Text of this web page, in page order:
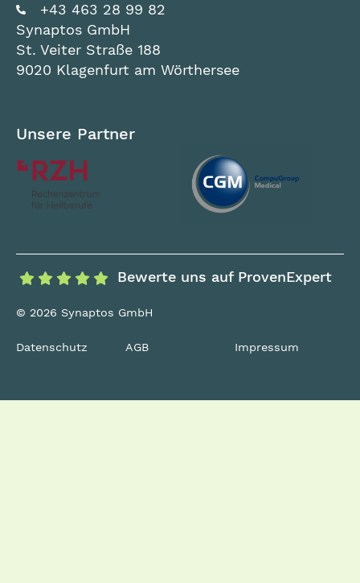
+43 463 28 99 82
Synaptos GmbH
St. Veiter Straße 188
9020 Klagenfurt am Wörthersee
Unsere Partner
Bewerte uns auf ProvenExpert
© 2026 Synaptos GmbH
Datenschutz AGB Impressum